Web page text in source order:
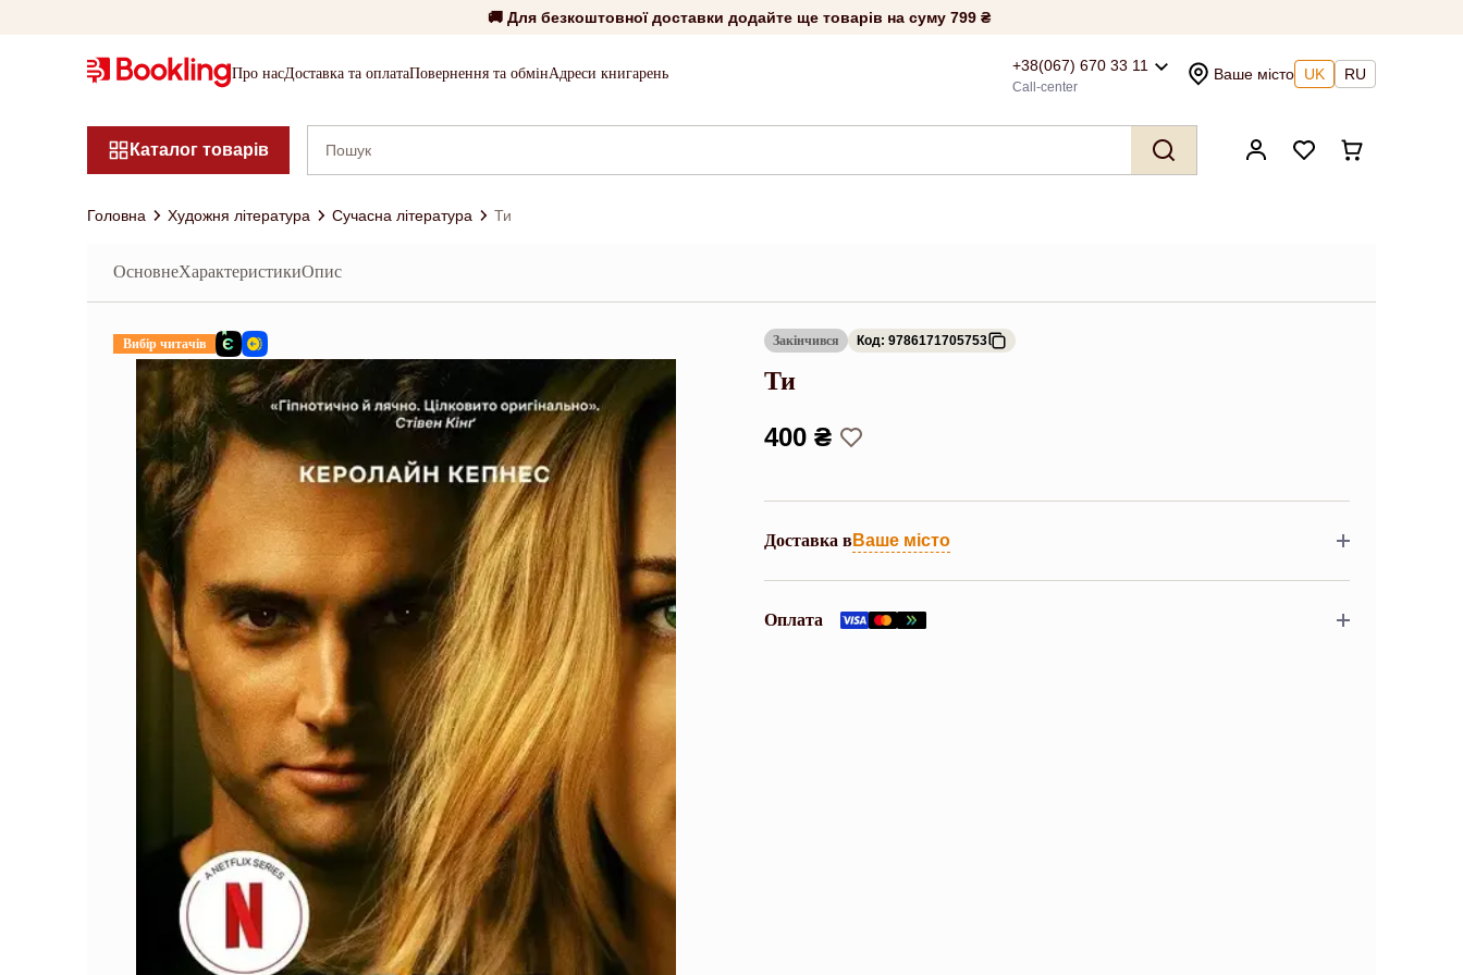
🚚 Для безкоштовної доставки додайте ще товарів на суму 799 ₴
Про насДоставка та оплатаПовернення та обмінАдреси книгарень +38(067) 670 33 11
Call-center
Ваше місто UK RU
Каталог товарів
Головна Художня література Сучасна література Ти
ОсновнеХарактеристикиОпис
Вибір читачів Закінчився Код: 9786171705753
Ти
400 ₴
Доставка вВаше місто
Оплата